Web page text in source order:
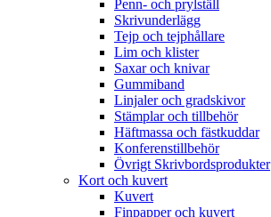
Penn- och prylställ
Skrivunderlägg
Tejp och tejphållare
Lim och klister
Saxar och knivar
Gummiband
Linjaler och gradskivor
Stämplar och tillbehör
Häftmassa och fästkuddar
Konferenstillbehör
Övrigt Skrivbordsprodukter
Kort och kuvert
Kuvert
Finpapper och kuvert